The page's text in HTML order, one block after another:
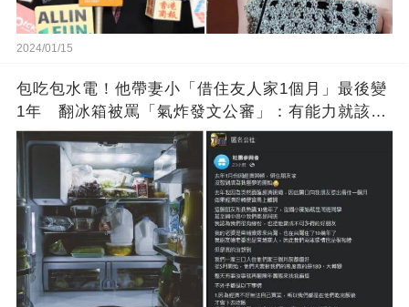
2024/01/15
包吃包水電！他帶妻小「借住友人家1個月」最後變
1年 翻冰箱被罵「氣炸發文公審」：有能力就該大
方